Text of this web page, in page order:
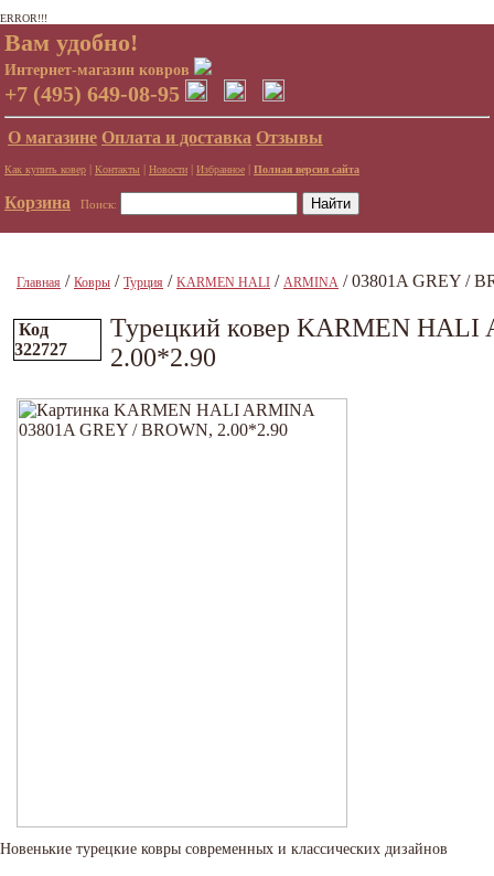
ERROR!!!
Вам удобно!
Интернет-магазин ковров
+7 (495) 649-08-95
О магазине Оплата и доставка Отзывы
Как купить ковер | Контакты | Новости | Избранное | Полная версия сайта
Корзина Поиск:
Главная / Ковры / Турция / KARMEN HALI / ARMINA / 03801A GREY /
Код
322727
Турецкий ковер KARMEN HALI
2.00*2.90
Новенькие турецкие ковры современных и классических дизайнов